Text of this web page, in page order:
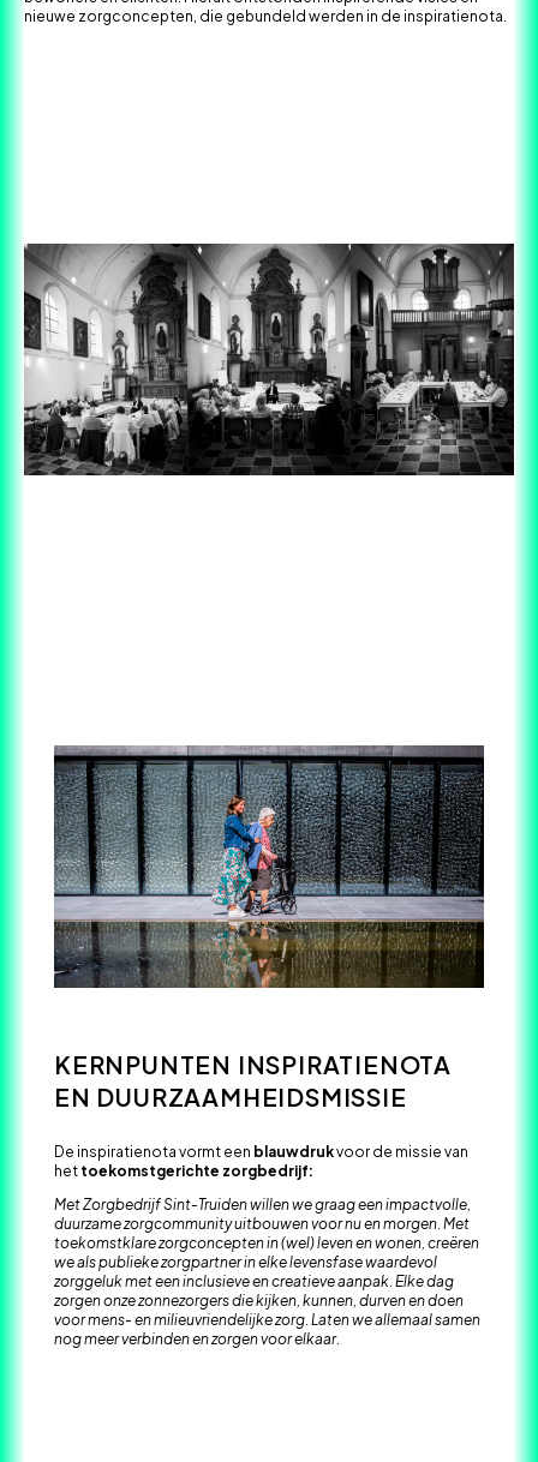
nieuwe zorgconcepten, die gebundeld werden in de inspiratienota.
KERNPUNTEN INSPIRATIENOTA
EN DUURZAAMHEIDSMISSIE
De inspiratienota vormt een blauwdrukvoor de missie van
het toekomstgerichte zorgbedrijf:
Met Zorgbedrijf Sint-Truiden willen we graag een impactvolle,
duurzame zorgcommunity uitbouwen voor nu en morgen. Met
toekomstklare zorgconcepten in (wel) leven en wonen, creëren
we als publieke zorgpartner in elke levensfase waardevol
zorggeluk met een inclusieve en creatieve aanpak. Elke dag
zorgen onze zonnezorgers die kijken, kunnen, durven en doen
voor mens- en milieuvriendelijke zorg. Laten we allemaal samen
nog meer verbinden en zorgen voor elkaar.